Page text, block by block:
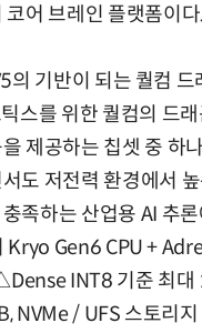
코어 브레인 플랫폼이다.
의 기반이 되는 퀄컴
스를 위한 퀄컴의 드
제공하는 칩셋 중 하
도 저전력 환경에서
족하는 산업용 AI 추
Gen6 CPU +
INT8 기준 최대
NVMe / UFS 스토리